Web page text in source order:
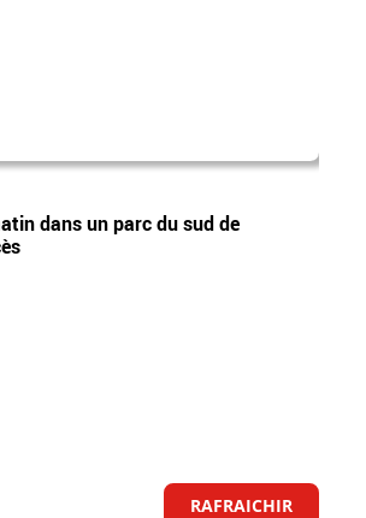
dans un parc du sud de
RAFRAICHIR